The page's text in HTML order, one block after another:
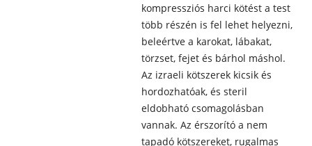
kompressziós harci kötést a test
több részén is fel lehet helyezni,
beleértve a karokat, lábakat,
törzset, fejet és bárhol máshol.
Az izraeli kötszerek kicsik és
hordozhatóak, és steril
eldobható csomagolásban
vannak. Az érszorító a nem
tapadó kötszereket, rugalmas